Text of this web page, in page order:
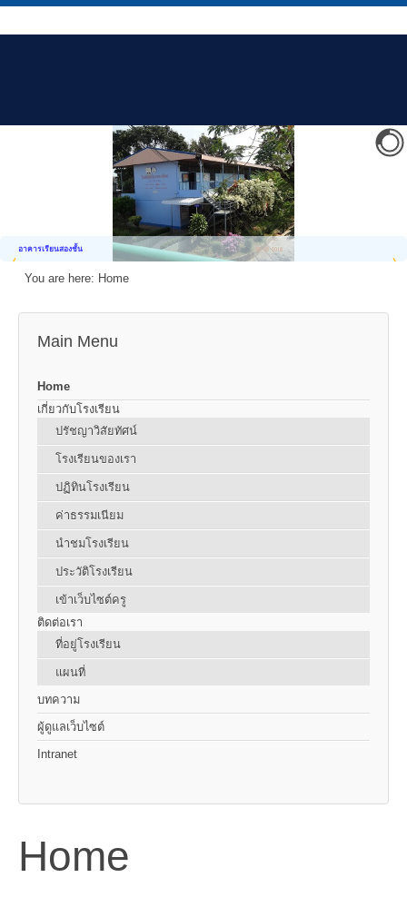
อาคารเรียนสองชั้น
You are here: Home
Main Menu
Home
เกี่ยวกับโรงเรียน
ปรัชญาวิสัยทัศน์
โรงเรียนของเรา
ปฏิทินโรงเรียน
ค่าธรรมเนียม
นำชมโรงเรียน
ประวัติโรงเรียน
เข้าเว็บไซต์ครู
ติดต่อเรา
ที่อยู่โรงเรียน
แผนที่
บทความ
ผู้ดูแลเว็บไซต์
Intranet
Home